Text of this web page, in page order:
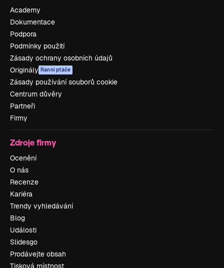
Academy
Dokumentace
Podpora
Podmínky použití
Zásady ochrany osobních údajů
Originály Ranní ptáče
Zásady používání souborů cookie
Centrum důvěry
Partneři
Firmy
Zdroje firmy
Ocenění
O nás
Recenze
Kariéra
Trendy vyhledávání
Blog
Události
Slidesgo
Prodávejte obsah
Tisková místnost